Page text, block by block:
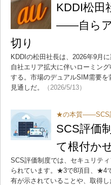
KDDI松田
――自らア
切り
KDDIの松田社長は、2026年9月
自社エリア拡大に伴いローミン
する。市場のデュアルSIM需要
見通しだ。
（2026/5/13）
★の本質――SCS
SCS評価
て根付か
SCS評価制度では、セキュリテ
られています。★3で8項目、★4
有が示されていることや、取得